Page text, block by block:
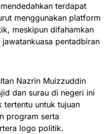
terdapat
menggunakan platform
meskipun difahamkan
pentadbiran
Nazrin Muizzuddin
dan surau di negeri ini
tertentu untuk tujuan
program serta
logo politik.